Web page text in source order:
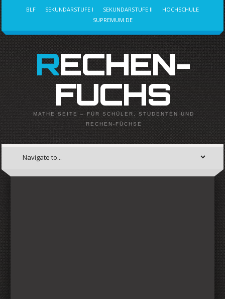
BLF SEKUNDARSTUFE I SEKUNDARSTUFE II
HOCHSCHULE
SUPREMUM.DE
RECHEN-
FUCHS
MATHE SEITE – FÜR SCHÜLER, STUDENTEN UND
RECHEN-FÜCHSE